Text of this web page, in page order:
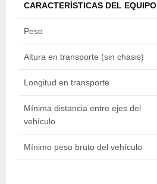
CARACTERÍSTICAS DEL EQUIPO
Peso
Altura en transporte (sin chasis)
Longitud en transporte
Mínima distancia entre ejes del
vehículo
Mínimo peso bruto del vehículo